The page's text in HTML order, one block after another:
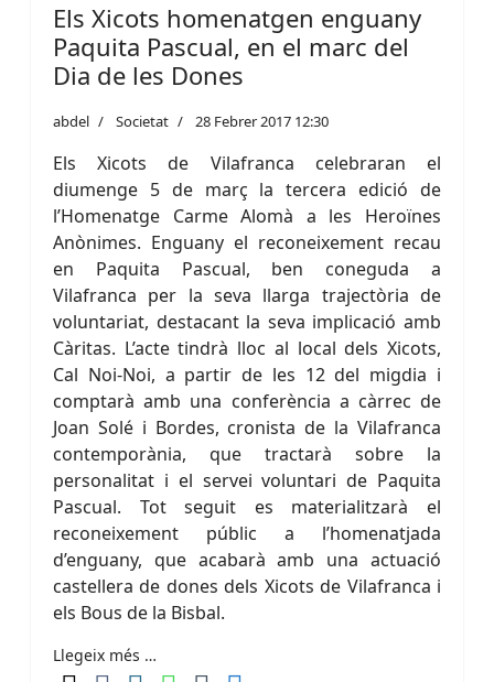
Els Xicots homenatgen enguany
Paquita Pascual, en el marc del
Dia de les Dones
abdel Societat 28 Febrer 2017 12:30
Els Xicots de Vilafranca celebraran el
diumenge 5 de març la tercera edició de
l’Homenatge Carme Alomà a les Heroïnes
Anònimes. Enguany el reconeixement recau
en Paquita Pascual, ben coneguda a
Vilafranca per la seva llarga trajectòria de
voluntariat, destacant la seva implicació amb
Càritas. L’acte tindrà lloc al local dels Xicots,
Cal Noi-Noi, a partir de les 12 del migdia i
comptarà amb una conferència a càrrec de
Joan Solé i Bordes, cronista de la Vilafranca
contemporània, que tractarà sobre la
personalitat i el servei voluntari de Paquita
Pascual. Tot seguit es materialitzarà el
reconeixement públic a l’homenatjada
d’enguany, que acabarà amb una actuació
castellera de dones dels Xicots de Vilafranca i
els Bous de la Bisbal.
Llegeix més …